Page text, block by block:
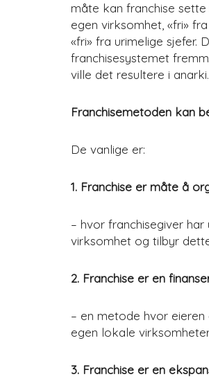
måte kan franchise
egen virksomhet, «fri»
«fri» fra urimelige sjefer.
franchisesystemet
ville det resultere i
Franchisemetoden kan
De vanlige er:
1. Franchise er måte å
– hvor franchisegiver
virksomhet og tilbyr
2. Franchise er en
– en metode hvor
egen lokale
3. Franchise er en